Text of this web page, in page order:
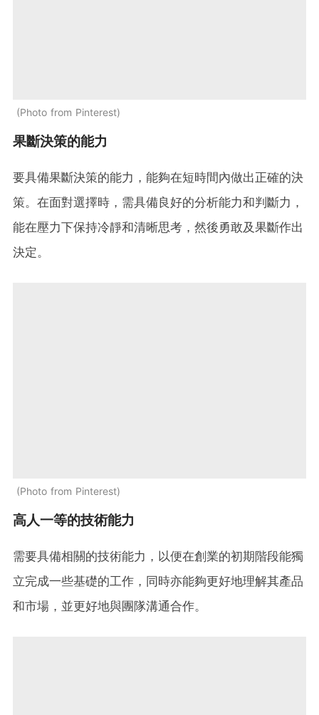
Photo from Pinterest
果斷決策的能力
要具備果斷決策的能力，能夠在短時間內做出正確的決
策。在面對選擇時，需具備良好的分析能力和判斷力，
能在壓力下保持冷靜和清晰思考，然後勇敢及果斷作出
決定。
Photo from Pinterest
高人一等的技術能力
需要具備相關的技術能力，以便在創業的初期階段能獨
立完成一些基礎的工作，同時亦能夠更好地理解其產品
和市場，並更好地與團隊溝通合作。